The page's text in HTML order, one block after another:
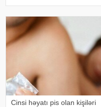
Avropa həkimləri də qara ciyər
xəstəlikləri zamanı istifadə
edirdilər
Cinsi həyatı pis olan kişiləri